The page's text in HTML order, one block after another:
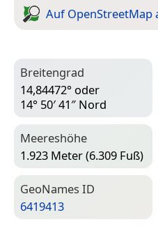
Auf Open­Street­Map
Breitengrad
14,84472° oder
14° 50′ 41″ Nord
Meereshöhe
1.923 Meter (6.309 Fuß)
Geo­Names ID
6419413